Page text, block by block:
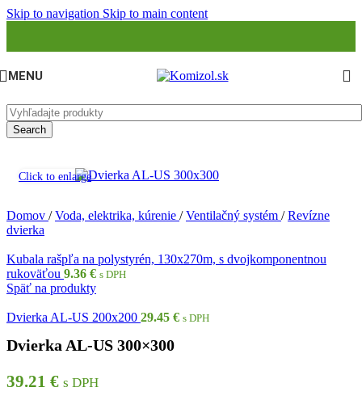
Skip to navigation Skip to main content
MENU
Search
Click to enlarge
Domov / Voda, elektrika, kúrenie / Ventilačný systém / Revízne
dvierka
Kubala rašpľa na polystyrén, 130x270m, s dvojkomponentnou
rukoväťou 9.36 € s DPH
Späť na produkty
Dvierka AL-US 200x200 29.45 € s DPH
Dvierka AL-US 300×300
39.21 € s DPH